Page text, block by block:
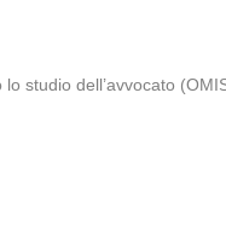
studio dell’avvocato